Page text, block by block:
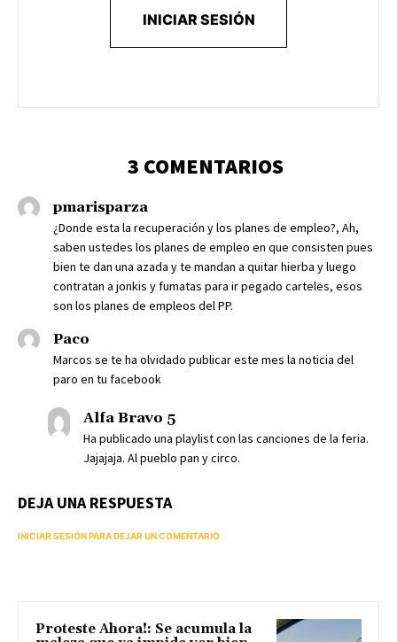
INICIAR SESIÓN
3 COMENTARIOS
pmarisparza
¿Donde esta la recuperación y los planes de empleo?, Ah,
saben ustedes los planes de empleo en que consisten pues
bien te dan una azada y te mandan a quitar hierba y luego
contratan a jonkis y fumatas para ir pegado carteles, esos
son los planes de empleos del PP.
Paco
Marcos se te ha olvidado publicar este mes la noticia del
paro en tu facebook
Alfa Bravo 5
Ha publicado una playlist con las canciones de la feria.
Jajajaja. Al pueblo pan y circo.
DEJA UNA RESPUESTA
INICIAR SESIÓN PARA DEJAR UN COMENTARIO
Proteste Ahora!: Se acumula la